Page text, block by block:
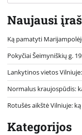
Naujausi
Ką pamatyti
Pokyčiai Šeimyniškių g.
Lankytinos vietos
Normalus kraujospūdis:
Rotušės aikštė Vilniuje:
Kategorijos